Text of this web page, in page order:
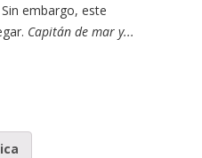
embargo, este
Capitán de mar y...